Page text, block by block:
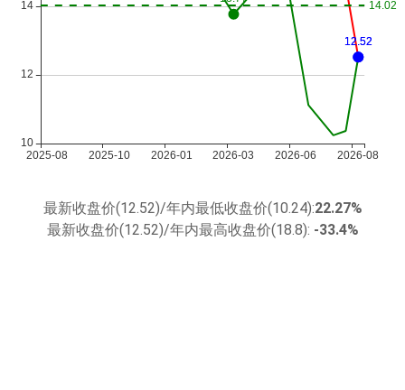
最新收盘价(12.52)/年内最低收盘价(10.24):22.27%
最新收盘价(12.52)/年内最高收盘价(18.8): -33.4%